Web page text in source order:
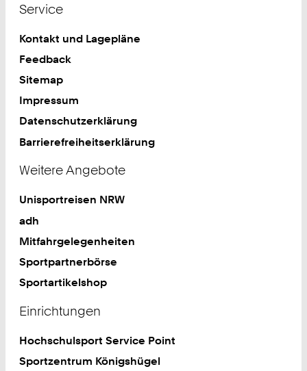
Service
Kontakt und Lagepläne
Feedback
Sitemap
Impressum
Datenschutzerklärung
Barrierefreiheitserklärung
Weitere Angebote
Unisportreisen NRW
adh
Mitfahrgelegenheiten
Sportpartnerbörse
Sportartikelshop
Einrichtungen
Hochschulsport Service Point
Sportzentrum Königshügel